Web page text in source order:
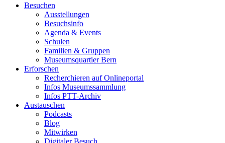
Besuchen
Ausstellungen
Besuchsinfo
Agenda & Events
Schulen
Familien & Gruppen
Museumsquartier Bern
Erforschen
Recherchieren auf Onlineportal
Infos Museumssammlung
Infos PTT-Archiv
Austauschen
Podcasts
Blog
Mitwirken
Digitaler Besuch